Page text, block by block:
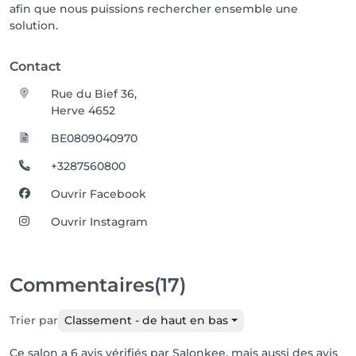
afin que nous puissions rechercher ensemble une
solution.
Contact
Rue du Bief 36,
Herve 4652
BE0809040970
+3287560800
Ouvrir Facebook
Ouvrir Instagram
Commentaires(17)
Trier par Classement - de haut en bas
Ce salon a 6 avis vérifiés par Salonkee, mais aussi des avis